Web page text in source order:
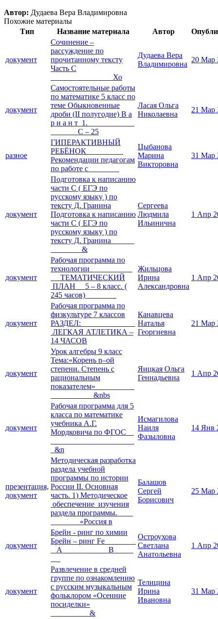
Автор: Дудаева Вера Владимировна
Похожие материалы
Тип
Название материала Автор
документ
Сочинение –
рассуждение по
прочитанному тексту
Часть С
Хо
Дудаева Вера
Владимировна
20 Мар
документ
Самостоятельные работы
по математике 5 класс по
теме Обыкновенные
дроби (II полугодие) В а
р и а н т 1.
С – 25
Ласая Ольга
Николаевна
21 Мар
разное
ГИПЕРАКТИВНЫЙ
РЕБЁНОК
Рекомендации педагогам
по работе с
Цыбанова
Марина
Викторовна
31 Мар
документ
Подготовка к написанию
части С ( ЕГЭ по
русскому языку ) по
тексту Д. Гранина
Подготовка к написанию
части С ( ЕГЭ по
русскому языку ) по
тексту Д. Гранина
&
Сергеева
Людмила
Ильинична
1 Апр
документ
Рабочая программа по
технологии
ТЕМАТИЧЕСКИЙ
ПЛАН 5 – 8 класс. (
245 часов)
Жильцова
Ирина
Александровна
1 Апр
документ
Рабочая программа по
физкультуре 7 классов
РАЗДЕЛ:
ЛЕГКАЯ АТЛЕТИКА –
14 ЧАСОВ
Канавцева
Наталья
Георгиевна
21 Мар
документ
Урок алгебры 9 класс
Тема:«Корень n–ой
степени. Степень с
рациональным
показателем»
&nbs
Яицкая Ольга
Геннадьевна
1 Апр
документ
Рабочая программа для 5
класса по математике
учебника А.Г.
Мордковича по ФГОС
&n
Исмагилова
Наиля
Фазыловна
14 Янв
презентация,
документ
Методическая разработка
раздела учебной
программы по истории
России II. Основная
часть. 1) Методическое
обеспечение изучения
раздела программы.
«Россия в
Балашов
Сергей
Борисович
25 Мар
документ
Брейн - ринг по химии
Брейн – ринг Fe
A B
Остроухова
Светлана
Анатольевна
1 Апр
документ
Развлечение в средней
группе по ознакомлению
с русским музыкальным
фольклором «Осенние
посиделки»
&
Телицина
Ирина
Ивановна
31 Мар